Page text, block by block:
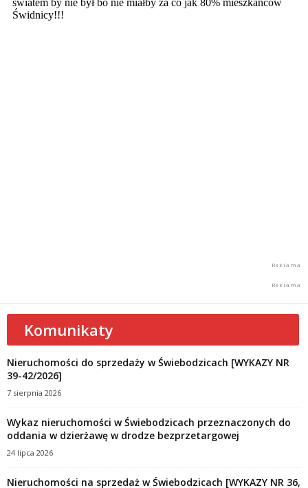
Komunikaty
Nieruchomości do sprzedaży w Świebodzicach [WYKAZY NR
39-42/2026]
7 sierpnia 2026
Wykaz nieruchomości w Świebodzicach przeznaczonych do
oddania w dzierżawę w drodze bezprzetargowej
24 lipca 2026
Nieruchomości na sprzedaż w Świebodzicach [WYKAZY NR 36,